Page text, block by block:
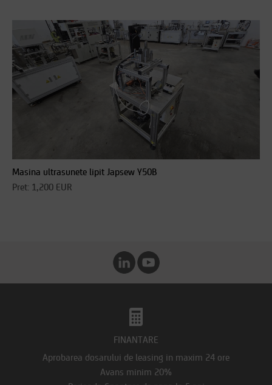
Masina ultrasunete lipit Japsew Y50B
Pret: 1,200 EUR
FINANTARE
Aprobarea dosarului de leasing in maxim 24 ore
Avans minim 20%